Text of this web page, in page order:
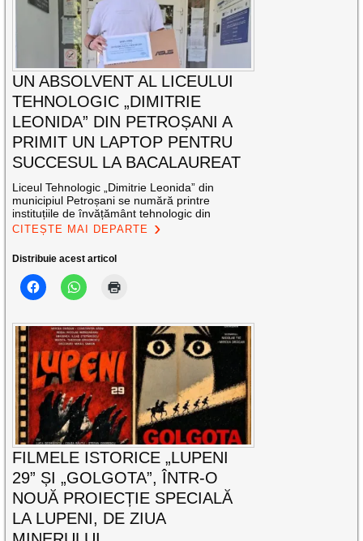
UN ABSOLVENT AL LICEULUI
TEHNOLOGIC „DIMITRIE
LEONIDA” DIN PETROȘANI A
PRIMIT UN LAPTOP PENTRU
SUCCESUL LA BACALAUREAT
Liceul Tehnologic „Dimitrie Leonida” din
municipiul Petroșani se numără printre
instituțiile de învățământ tehnologic din
CITEȘTE MAI DEPARTE
Distribuie acest articol
FILMELE ISTORICE „LUPENI
29” ȘI „GOLGOTA”, ÎNTR-O
NOUĂ PROIECȚIE SPECIALĂ
LA LUPENI, DE ZIUA